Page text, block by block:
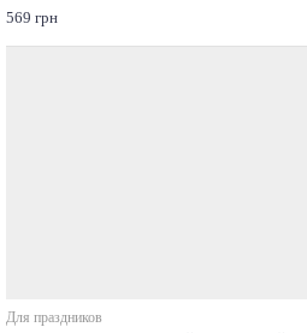
569 грн
Для праздников